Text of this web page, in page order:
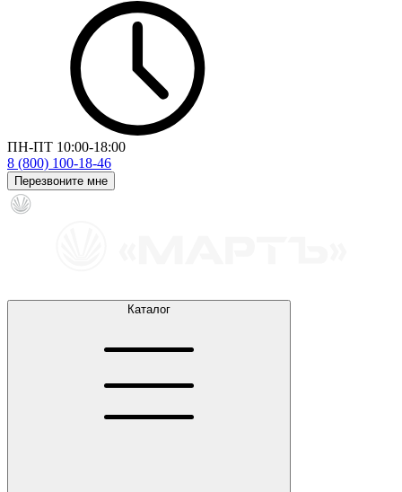
ПН-ПТ 10:00-18:00
8 (800) 100-18-46
Перезвоните мне
Каталог